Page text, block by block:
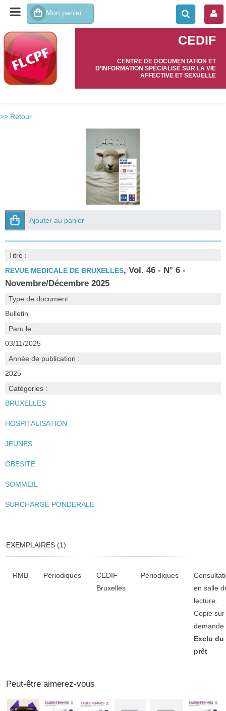
CEDIF
CENTRE DE DOCUMENTATION ET
D’INFORMATION SPÉCIALISÉ SUR LA VIE
AFFECTIVE ET SEXUELLE
>> Retour
Ajouter au panier
Titre :
REVUE MEDICALE DE BRUXELLES, Vol. 46 - N° 6 -
Novembre/Décembre 2025
Type de document :
Bulletin
Paru le :
03/11/2025
Année de publication :
2025
Catégories :
BRUXELLES
HOSPITALISATION
JEUNES
OBESITE
SOMMEIL
SURCHARGE PONDERALE
EXEMPLAIRES (1)
RMB
Périodiques
CEDIF
Bruxelles
Périodiques
en salle
lecture.
Copie sur
demande
Exclu du
prêt
Peut-être aimerez-vous